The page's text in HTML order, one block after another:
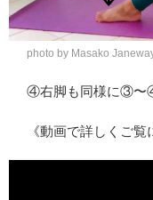
photo by Masako
④右脚も同様に③〜④
《動画で詳しくご覧